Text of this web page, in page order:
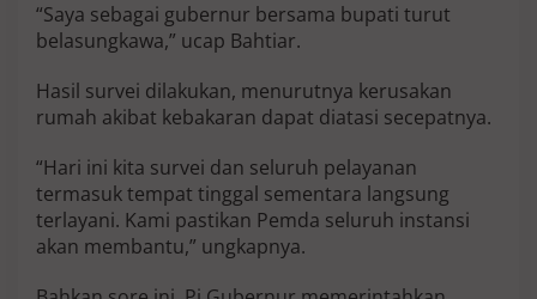
e
r
m
p
k
M
s
i
“Saya sebagai gubernur bersama bupati turut
belasungkawa,” ucap Bahtiar.
Hasil survei dilakukan, menurutnya kerusakan
rumah akibat kebakaran dapat diatasi secepatnya.
“Hari ini kita survei dan seluruh pelayanan
termasuk tempat tinggal sementara langsung
terlayani. Kami pastikan Pemda seluruh instansi
akan membantu,” ungkapnya.